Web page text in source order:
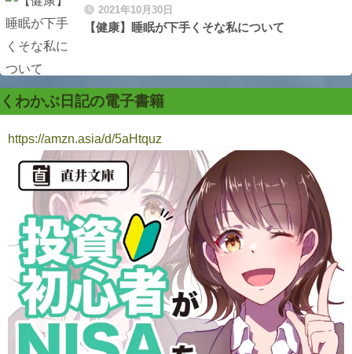
2021年10月30日
【健康】睡眠が下手くそな私について
くわかぶ日記の電子書籍
https://amzn.asia/d/5aHtquz